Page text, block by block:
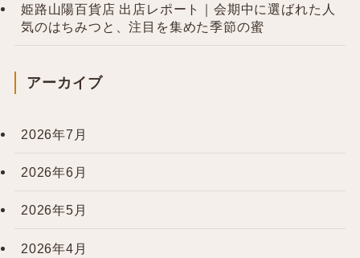
姫路山陽百貨店 出店レポート｜会期中に選ばれた人
気のはちみつと、注目を集めた季節の蜜
アーカイブ
2026年7月
2026年6月
2026年5月
2026年4月